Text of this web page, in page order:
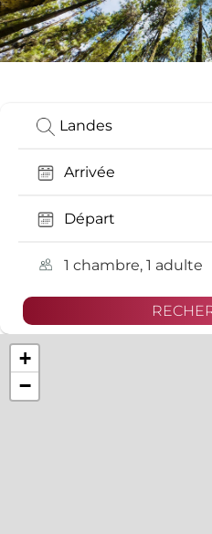
1 chambre, 1 adulte
+
−